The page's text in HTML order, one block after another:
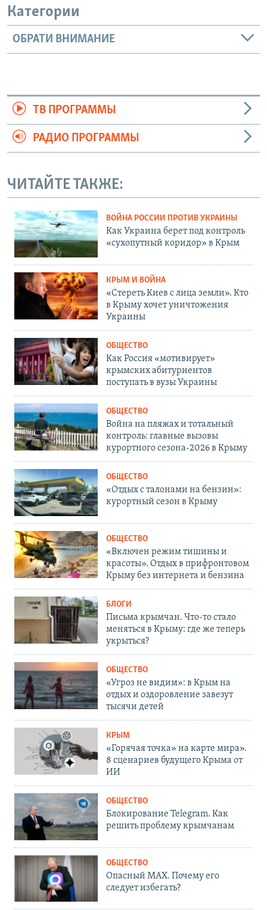
Категории
ОБРАТИ ВНИМАНИЕ
ТВ ПРОГРАММЫ
РАДИО ПРОГРАММЫ
ЧИТАЙТЕ ТАКЖЕ:
ВОЙНА РОССИИ ПРОТИВ УКРАИНЫ
Как Украина берет под контроль
«сухопутный коридор» в Крым
КРЫМ И ВОЙНА
«Стереть Киев с лица земли». Кто
в Крыму хочет уничтожения
Украины
ОБЩЕСТВО
Как Россия «мотивирует»
крымских абитуриентов
поступать в вузы Украины
ОБЩЕСТВО
Война на пляжах и тотальный
контроль: главные вызовы
курортного сезона-2026 в Крыму
ОБЩЕСТВО
«Отдых с талонами на бензин»:
курортный сезон в Крыму
ОБЩЕСТВО
«Включен режим тишины и
красоты». Отдых в прифронтовом
Крыму без интернета и бензина
БЛОГИ
Письма крымчан. Что-то стало
меняться в Крыму: где же теперь
укрыться?
ОБЩЕСТВО
«Угроз не видим»: в Крым на
отдых и оздоровление завезут
тысячи детей
КРЫМ
«Горячая точка» на карте мира».
8 сценариев будущего Крыма от
ИИ
ОБЩЕСТВО
Блокирование Telegram. Как
решить проблему крымчанам
ОБЩЕСТВО
Опасный MAX. Почему его
следует избегать?